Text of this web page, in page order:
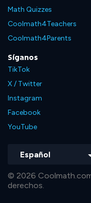
Math Quizzes
Coolmath4Teachers
Coolmath4Parents
Síganos
TikTok
X / Twitter
Instagram
Facebook
YouTube
Español
© 2026
derechos.